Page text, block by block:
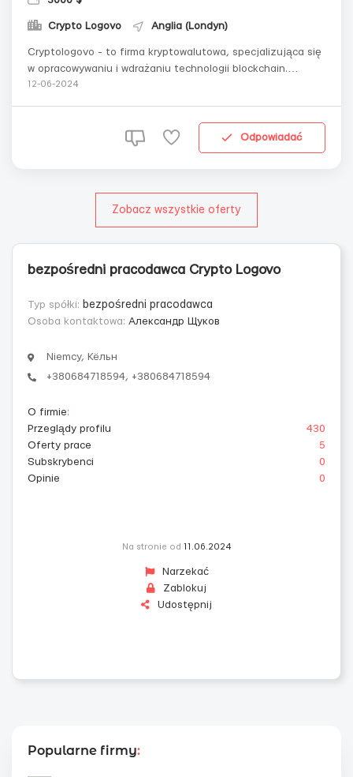
Crypto Logovo Anglia (Londyn)
Cryptologovo - to firma kryptowalutowa, specjalizująca się
w opracowywaniu i wdrażaniu technologii blockchain.
Szukamy utalentowanych i ambitnych specjalistów,
Bezpłatne szkolenie. Miesięczne ...
12-06-2024
Odpowiadać
Zobacz wszystkie oferty
bezpośredni pracodawca Crypto Logovo
Typ spółki: bezpośredni pracodawca
Osoba kontaktowa: Александр Щуков
Niemcy, Кёльн
+380684718594, +380684718594
O firmie:
Przeglądy profilu
430
Oferty prace
5
Subskrybenci
0
Opinie
0
Na stronie od 11.06.2024
Narzekać
Zablokuj
Udostępnij
Popularne firmy: